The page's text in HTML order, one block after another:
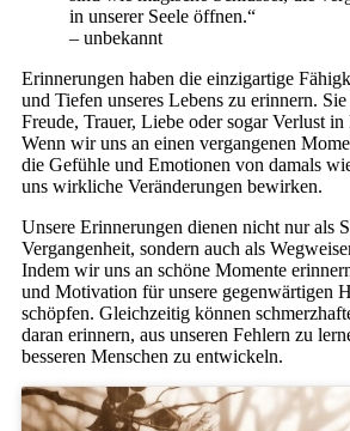
in unserer Seele öffnen.“
– unbekannt
Erinnerungen haben die einzigartige
und Tiefen unseres Lebens zu erinnern.
Freude, Trauer, Liebe oder sogar Verlust
Wenn wir uns an einen vergangenen
die Gefühle und Emotionen von damals
uns wirkliche Veränderungen bewirken.
Unsere Erinnerungen dienen nicht nur als
Vergangenheit, sondern auch als
Indem wir uns an schöne Momente
und Motivation für unsere gegenwärtigen
schöpfen. Gleichzeitig können
daran erinnern, aus unseren Fehlern zu
besseren Menschen zu entwickeln.